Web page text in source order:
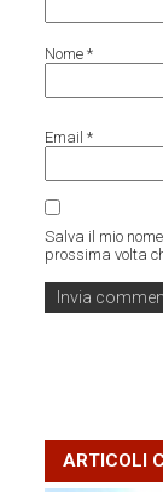
Nome*
Email*
Salva il mio
prossima volta
ARTICOLI